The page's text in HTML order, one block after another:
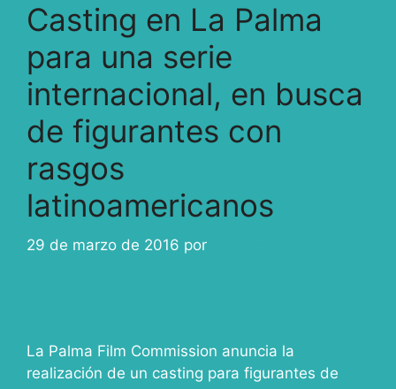
Casting en La Palma
para una serie
internacional, en busca
de figurantes con
rasgos
latinoamericanos
29 de marzo de 2016 por
La Palma Film Commission anuncia la
realización de un casting para figurantes de